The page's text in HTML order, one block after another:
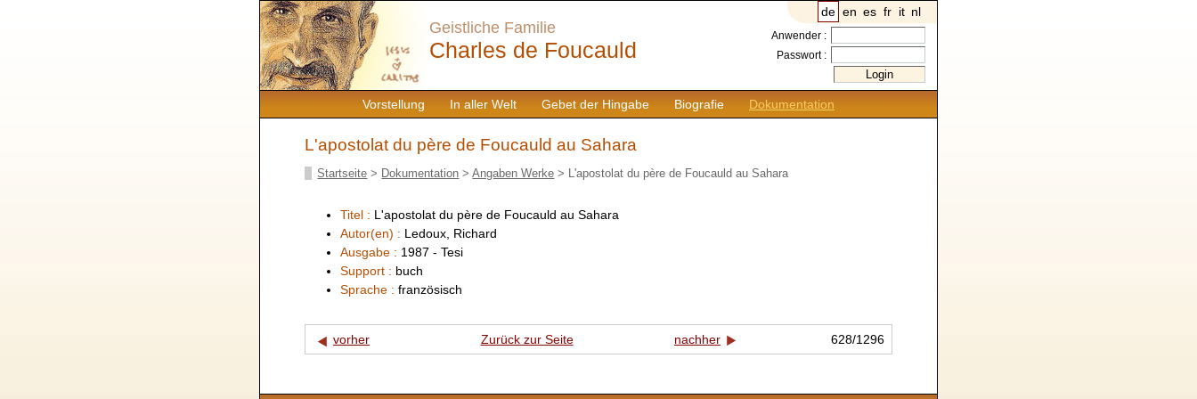
Vorstellung In aller Welt Gebet der Hingabe Biografie Dokumentation
Geistliche Familie
Charles de Foucauld
de en es fr it nl
Anwender :
Passwort :
L'apostolat du père de Foucauld au Sahara
Startseite > Dokumentation >Angaben Werke > L'apostolat du père de Foucauld au Sahara
Titel : L'apostolat du père de Foucauld au Sahara
Autor(en) : Ledoux, Richard
Ausgabe : 1987 - Tesi
Support : buch
Sprache : französisch
vorher Zurück zur Seite nachher 628/1296